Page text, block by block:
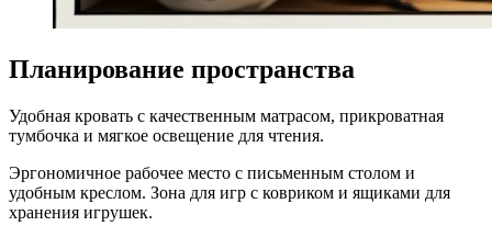
Планирование пространства
Удобная кровать с качественным матрасом, прикроватная
тумбочка и мягкое освещение для чтения.
Эргономичное рабочее место с письменным столом и
удобным креслом. Зона для игр с ковриком и ящиками для
хранения игрушек.